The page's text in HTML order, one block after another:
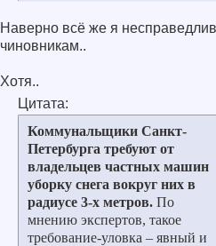
Наверно всё же я
чиновникам..
Хотя..
Цитата:
Коммунальщики Санкт-
Петербурга требуют от
владельцев частных машин
уборку снега вокруг них в
радиусе 3-х метров. По
мнению экспертов, такое
требование-уловка – явный и